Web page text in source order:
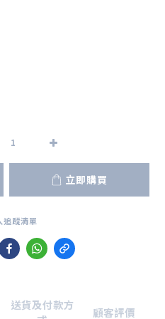
立即購買
追蹤清單
送貨及付款方
顧客評價